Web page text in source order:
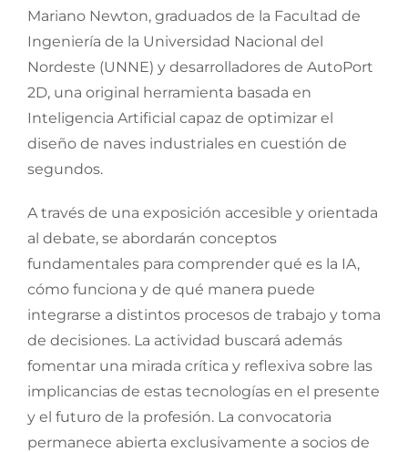
Mariano Newton, graduados de la Facultad de
Ingeniería de la Universidad Nacional del
Nordeste (UNNE) y desarrolladores de AutoPort
2D, una original herramienta basada en
Inteligencia Artificial capaz de optimizar el
diseño de naves industriales en cuestión de
segundos.
A través de una exposición accesible y orientada
al debate, se abordarán conceptos
fundamentales para comprender qué es la IA,
cómo funciona y de qué manera puede
integrarse a distintos procesos de trabajo y toma
de decisiones. La actividad buscará además
fomentar una mirada crítica y reflexiva sobre las
implicancias de estas tecnologías en el presente
y el futuro de la profesión. La convocatoria
permanece abierta exclusivamente a socios de